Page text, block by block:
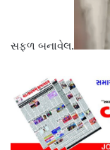
સફળ બનાવેલ.